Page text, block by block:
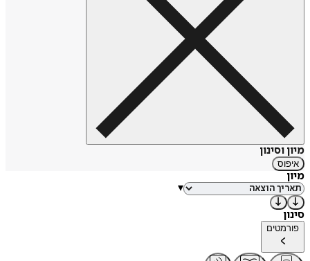
מיון וסינון
איפוס
מיון
▾
סינון
פורמטים